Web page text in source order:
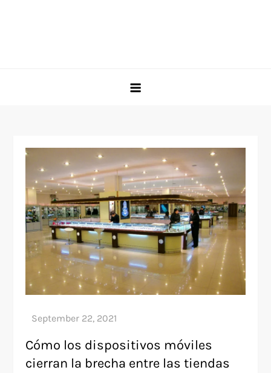
​Cómo los dispositivos móviles
cierran la brecha entre las tiendas